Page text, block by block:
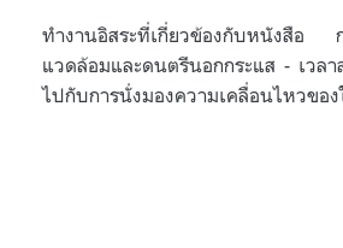
ทำงานอิสระที่เกี่ยวข้องกับหนังสือ
แวดล้อมและดนตรีนอกกระแส - เวล
ไปกับการนั่งมองความเคลื่อนไหวขอ